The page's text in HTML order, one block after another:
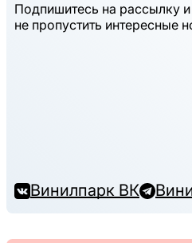
Подпишитесь на рассылку
не пропустить интересные
Винилпарк ВК